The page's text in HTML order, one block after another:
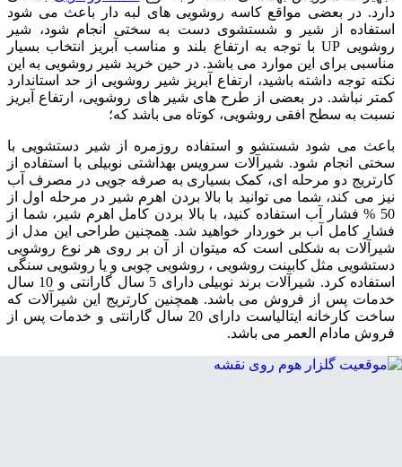
دارد. در بعضی مواقع کاسه روشویی های لبه دار باعث می شود
استفاده از شیر و شستشوی دست به سختی انجام شود، شیر
روشویی UP با توجه به ارتفاع بلند و مناسب آبریز انتخاب بسیار
مناسبی برای این موارد می باشد. در حین خرید شیر روشویی به این
نکته توجه داشته باشید، ارتفاع آبریز شیر روشویی از حد استاندارد
کمتر نباشد. در بعضی از طرح های شیر های روشویی، ارتفاع آبریز
نسبت به سطح افقی روشویی، کوتاه می باشد که؛
باعث می شود شستشو و استفاده روزمره از شیر دستشویی با
سختی انجام شود. شیرآلات سرویس بهداشتی نوبیلی با استفاده از
کارتریج دو مرحله ای، کمک بسیاری به صرفه جویی در مصرف آب
نیز می کند، شما می توانید با بالا بردن اهرم شیر در مرحله اول از
50 % فشار آب استفاده کنید، با بالا بردن کامل اهرم شیر، شما از
فشار کامل آب بر خوردار خواهید شد. همچنین طراحی این مدل از
شیرآلات به شکلی است که میتوان از آن بر روی هر نوع روشویی
دستشویی مثل کابینت روشویی ، روشویی چوبی و یا روشویی سنگی
استفاده کرد. شیرآلات برند نوبیلی دارای 5 سال گارانتی و 10 سال
خدمات پس از فروش می باشد. همچنین کارتریج این شیرآلات که
ساخت کارخانه ایتالیاست دارای 20 سال گارانتی و خدمات پس از
فروش مادام العمر می باشد.